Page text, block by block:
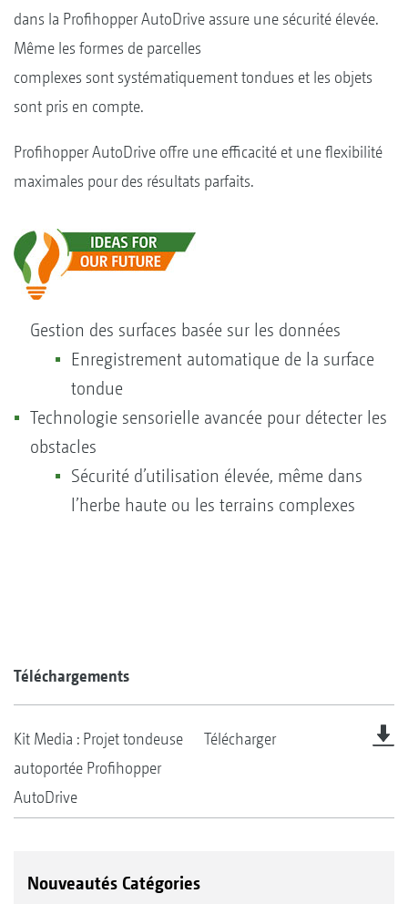
dans la Profihopper AutoDrive assure une sécurité élevée.
Même les formes de parcelles
complexes sont systématiquement tondues et les objets
sont pris en compte.
Proﬁhopper AutoDrive offre une efficacité et une flexibilité
maximales pour des résultats parfaits.
Gestion des surfaces basée sur les données
Enregistrement automatique de la surface
tondue
Technologie sensorielle avancée pour détecter les
obstacles
Sécurité d’utilisation élevée, même dans
l’herbe haute ou les terrains complexes
Téléchargements
Kit Media : Projet tondeuse
autoportée Profihopper
AutoDrive
Télécharger
Nouveautés Catégories